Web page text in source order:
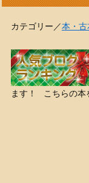
カテゴリー／本・
ます！ こちらの本